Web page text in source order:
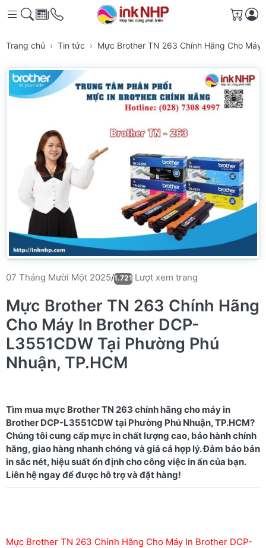
Giỏ
Trang chủ Tin tức Mực Brother TN 263 Chính Hãng Cho Máy
07 Tháng Mười Một 2025/1.721 Lượt xem trang
Mực Brother TN 263 Chính Hãng
Cho Máy In Brother DCP-
L3551CDW Tại Phường Phú
Nhuận, TP.HCM
Tìm mua mực Brother TN 263 chính hãng cho máy in
Brother DCP-L3551CDW tại Phường Phú Nhuận, TP.HCM?
Chúng tôi cung cấp mực in chất lượng cao, bảo hành chính
hãng, giao hàng nhanh chóng và giá cả hợp lý. Đảm bảo bản
in sắc nét, hiệu suất ổn định cho công việc in ấn của bạn.
Mực Brother TN 263 Chính Hãng Cho Máy In Brother DCP-